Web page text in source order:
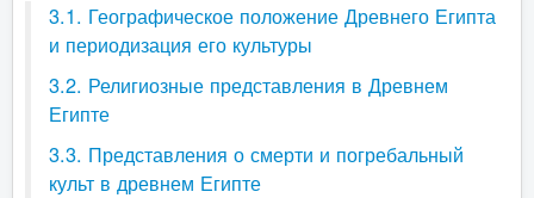
3.1. Географическое положение Древнего Египта
и периодизация его культуры
3.2. Религиозные представления в Древнем
Египте
3.3. Представления о смерти и погребальный
культ в древнем Египте